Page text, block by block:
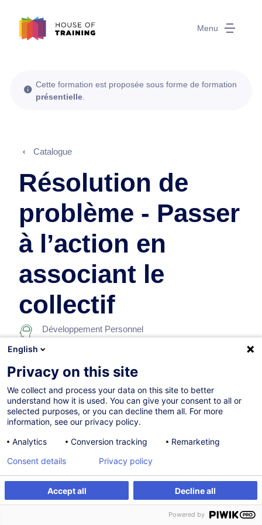
Menu
Être alerté Formation sur mesure
Cette formation est proposée sous forme de formation
présentielle
Catalogue
Résolution de
problème - Passer
à l’action en
associant le
collectif
Développement Personnel
Sur demande
Formation présentielle
Cours du jour
French / Français
English
Privacy on this site
We collect and process your data on this site to better
understand how it is used. You can give your consent to all or
selected purposes, or you can decline them all. For more
information, see our privacy policy.
Analytics
Conversion tracking Remarketing
Accept all Decline all
Consent details Privacy policy
Powered by